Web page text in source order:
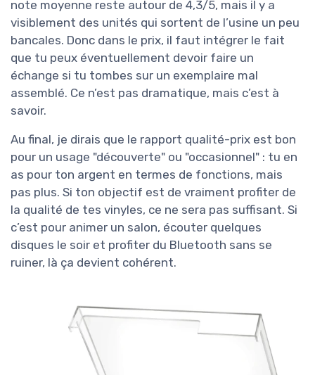
note moyenne reste autour de 4,3/5, mais il y a
visiblement des unités qui sortent de l’usine un peu
bancales. Donc dans le prix, il faut intégrer le fait
que tu peux éventuellement devoir faire un
échange si tu tombes sur un exemplaire mal
assemblé. Ce n’est pas dramatique, mais c’est à
savoir.
Au final, je dirais que le rapport qualité-prix est bon
pour un usage "découverte" ou "occasionnel" : tu en
as pour ton argent en termes de fonctions, mais
pas plus. Si ton objectif est de vraiment profiter de
la qualité de tes vinyles, ce ne sera pas suffisant. Si
c’est pour animer un salon, écouter quelques
disques le soir et profiter du Bluetooth sans se
ruiner, là ça devient cohérent.